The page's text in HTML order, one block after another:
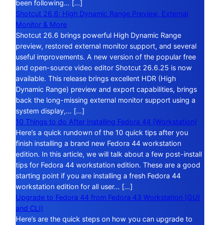
been following… […]
Shotcut 26.6: High Dynamic Range Preview, External
Monitor & More
Shotcut 26.6 brings powerful High Dynamic Range
preview, restored external monitor support, and several
useful improvements. A new version of the popular free
and open-source video editor Shotcut 26.6.25 is now
available. This release brings excellent HDR (High
Dynamic Range) preview and export capabilities, brings
back the long-missing external monitor support using a
system display,… […]
10 Things to do After Installing Fedora 44 (Workstation)
Here’s a quick rundown of the 10 quick tips after you
finish installing a brand new Fedora 44 workstation
edition. In this article, we will talk about a few post-install
tips for Fedora 44 workstation edition. These are a good
starting point if you are installing a fresh Fedora 44
workstation edition for all user… […]
Upgrade to Fedora 44 from Fedora 43 Workstation (GUI
and CLI)
Here’s are the quick steps on how you can upgrade to